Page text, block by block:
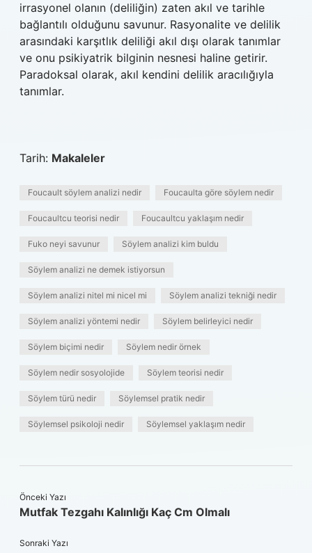
irrasyonel olanın (deliliğin) zaten akıl ve tarihle
bağlantılı olduğunu savunur. Rasyonalite ve delilik
arasındaki karşıtlık deliliği akıl dışı olarak tanımlar
ve onu psikiyatrik bilginin nesnesi haline getirir.
Paradoksal olarak, akıl kendini delilik aracılığıyla
tanımlar.
Tarih: Makaleler
Foucault söylem analizi nedir Foucaulta göre söylem nedir
Foucaultcu teorisi nedir Foucaultcu yaklaşım nedir
Fuko neyi savunur Söylem analizi kim buldu
Söylem analizi ne demek istiyorsun
Söylem analizi nitel mi nicel mi Söylem analizi tekniği nedir
Söylem analizi yöntemi nedir Söylem belirleyici nedir
Söylem biçimi nedir Söylem nedir örnek
Söylem nedir sosyolojide Söylem teorisi nedir
Söylem türü nedir Söylemsel pratik nedir
Söylemsel psikoloji nedir Söylemsel yaklaşım nedir
Önceki Yazı
Mutfak Tezgahı Kalınlığı Kaç Cm Olmalı
Sonraki Yazı